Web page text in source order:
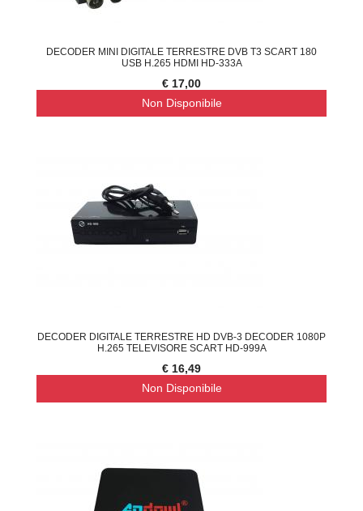
DECODER MINI DIGITALE TERRESTRE DVB T3 SCART 180
USB H.265 HDMI HD-333A
€ 17,00
Non Disponibile
DECODER DIGITALE TERRESTRE HD DVB-3 DECODER 1080P
H.265 TELEVISORE SCART HD-999A
€ 16,49
Non Disponibile